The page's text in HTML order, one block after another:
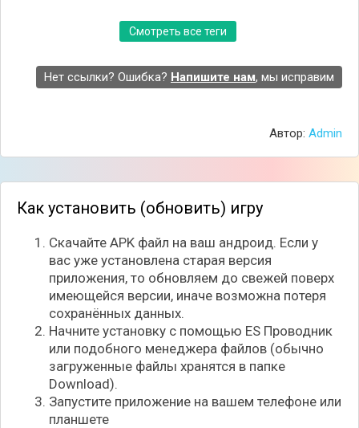
Смотреть все теги
Нет ссылки? Ошибка? Напишите нам, мы исправим
Автор: Admin
Как установить (обновить) игру
Скачайте APK файл на ваш андроид. Если у
вас уже установлена старая версия
приложения, то обновляем до свежей поверх
имеющейся версии, иначе возможна потеря
сохранённых данных.
Начните установку с помощью ES Проводник
или подобного менеджера файлов (обычно
загруженные файлы хранятся в папке
Download).
Запустите приложение на вашем телефоне или
планшете